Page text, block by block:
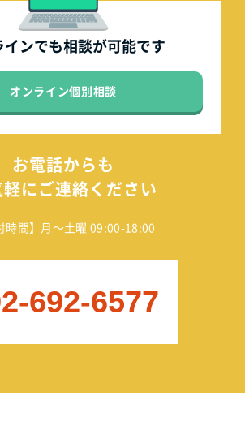
ンでも相談が可能です
オンライン個別相談
お電話からも
にご連絡ください
時間】月～土曜 09:00-18:00
692-6577